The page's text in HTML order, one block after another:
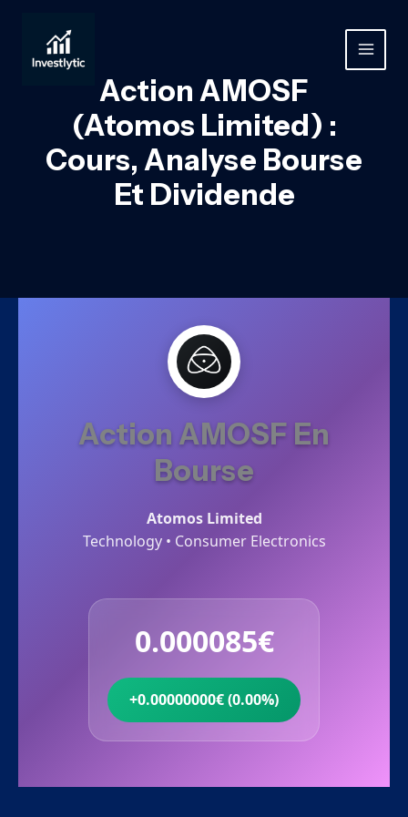
contenu
MAIN
Action AMOSF
(Atomos Limited) :
Cours, Analyse Bourse
Et Dividende
Action AMOSF En
Bourse
Atomos Limited
Technology • Consumer Electronics
0.000085€
+0.00000000€ (0.00%)